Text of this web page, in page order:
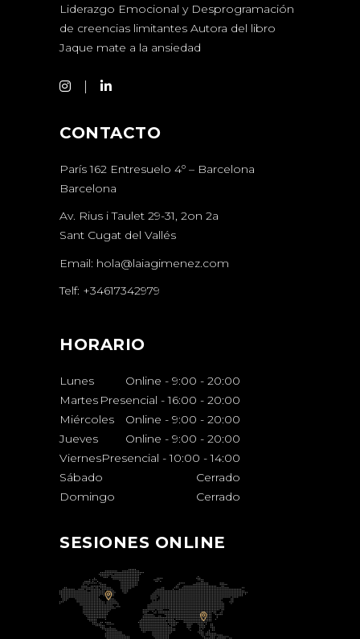
Liderazgo Emocional y Desprogramación
de creencias limitantes Autora del libro
Jaque mate a la ansiedad
CONTACTO
París 162 Entresuelo 4º – Barcelona
Barcelona
Av. Rius i Taulet 29-31, 2on 2a
Sant Cugat del Vallés
Email: hola@laiagimenez.com
Telf: +34617342979
HORARIO
Lunes Online - 9:00 - 20:00
Martes Presencial - 16:00 - 20:00
Miércoles
Online - 9:00 - 20:00
Jueves
Online - 9:00 - 20:00
ViernesPresencial - 10:00 - 14:00
Sábado
Cerrado
Domingo
Cerrado
SESIONES ONLINE